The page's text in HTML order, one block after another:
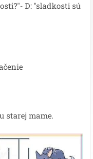
D: "sladkosti sú
starej mame.